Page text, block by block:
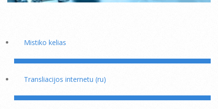
Mistiko kelias
Transliacijos internetu (ru)